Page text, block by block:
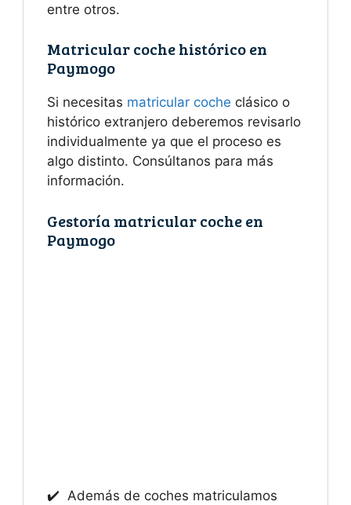
entre otros.
Matricular coche histórico en
Paymogo
Si necesitas matricular coche clásico o
histórico extranjero deberemos revisarlo
individualmente ya que el proceso es
algo distinto. Consúltanos para más
información.
Gestoría matricular coche en
Paymogo
✔️ Además de coches matriculamos